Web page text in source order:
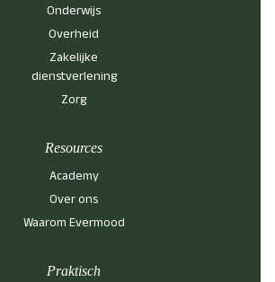
Onderwijs
Overheid
Zakelijke
dienstverlening
Zorg
Resources
Academy
Over ons
Waarom Evermood
Praktisch